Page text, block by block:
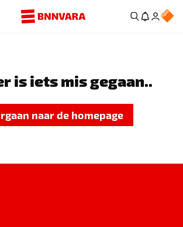
is iets mis gegaan..
naar de homepage